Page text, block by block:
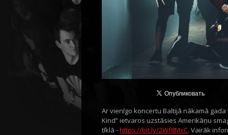
Ar vienīgo koncertu Baltijā nākamā
Kind” ietvaros uzstāsies Amerikāņu
tīklā -https://bit.ly/2Wf8MxC. Vairāk